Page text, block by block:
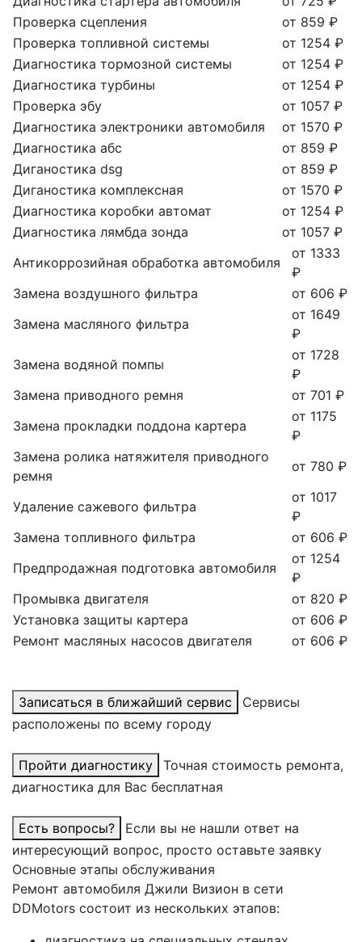
Проверка сцепления
от 859 ₽
Проверка топливной системы
от 1254 ₽
Диагностика тормозной системы
от 1254 ₽
Диагностика турбины
от 1254 ₽
Проверка эбу
от 1057 ₽
Диагностика электроники автомобиля
от 1570 ₽
Диагностика абс
от 859 ₽
Диганостика dsg
от 859 ₽
Диганостика комплексная
от 1570 ₽
Диагностика коробки автомат
от 1254 ₽
Диагностика лямбда зонда
от 1057 ₽
Антикоррозийная обработка автомобиля
от 1333
₽
Замена воздушного фильтра
от 606 ₽
Замена масляного фильтра
от 1649
₽
Замена водяной помпы
от 1728
₽
Замена приводного ремня
от 701 ₽
Замена прокладки поддона картера
от 1175
₽
Замена ролика натяжителя приводного
ремня
от 780 ₽
Удаление сажевого фильтра
от 1017
₽
Замена топливного фильтра
от 606 ₽
Предпродажная подготовка автомобиля
от 1254
₽
Промывка двигателя
от 820 ₽
Установка защиты картера
от 606 ₽
Ремонт масляных насосов двигателя
от 606 ₽
Записаться в ближайший сервис
Сервисы
расположены по всему городу
Пройти диагностику
Точная стоимость ремонта,
диагностика для Вас бесплатная
Есть вопросы?
Если вы не нашли ответ на
интересующий вопрос, просто оставьте заявку
Основные этапы обслуживания
Ремонт автомобиля Джили Визион в сети
DDMotors состоит из нескольких этапов: